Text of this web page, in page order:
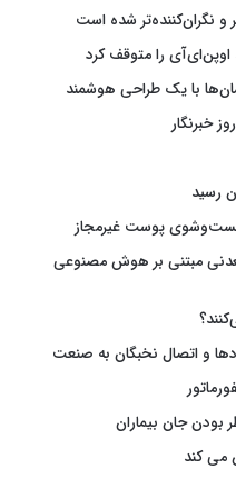
و نگران‌کننده‌تر شده است
را متوقف کرد
خبرنگار
رسید
پوست غیرمجاز
مبتنی بر هوش مصنوعی
و اتصال نخبگان به صنعت
بودن جان بیماران
می کند